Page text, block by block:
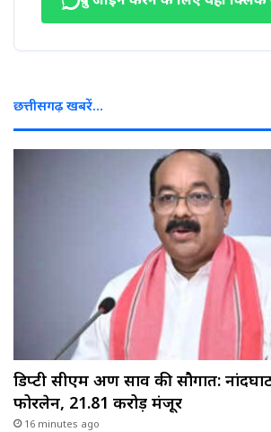
छत्तीसगढ़ खबरें…
डिप्टी सीएम अरुण साव की सौगात:
फोरलेन, ₹21.81 करोड़ मंजूर
16 minutes ago